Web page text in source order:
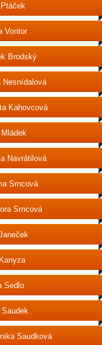
Vontor
Brodský
Nesnídalová
Kahovcová
Mládek
Navrátilová
Srncová
Srncová
Sedlo
Saudek
Saudková